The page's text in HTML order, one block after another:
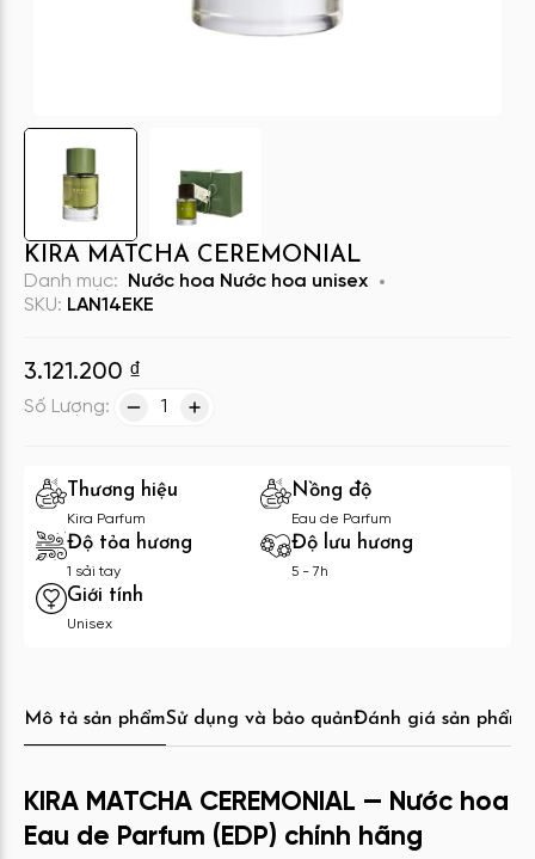
KIRA MATCHA CEREMONIAL
Danh mục: Nước hoa Nước hoa unisex
SKU: LAN14EKE
3.121.200 ₫
Số Lượng: 1
Thương hiệu
Kira Parfum
Nồng độ
Eau de Parfum
Độ tỏa hương
1 sải tay
Độ lưu hương
5 - 7h
Giới tính
Unisex
Mô tả sản phẩmSử dụng và bảo quảnĐánh giá sản phẩm
KIRA MATCHA CEREMONIAL — Nước hoa
Eau de Parfum (EDP) chính hãng